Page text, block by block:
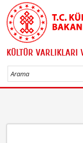
KÜLTÜR VARLIKLARI